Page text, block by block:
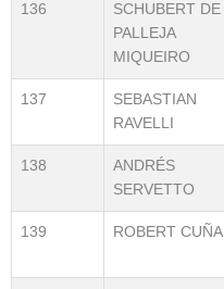
136
SCHUBERT DE
PALLEJA
MIQUEIRO
137
SEBASTIAN
RAVELLI
138
ANDRÉS
SERVETTO
139 ROBERT CUÑA